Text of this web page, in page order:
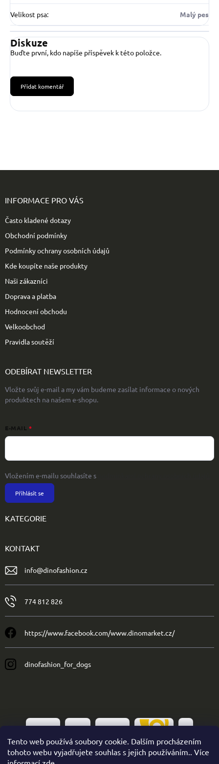
Tento web používá soubory cookie. Dalším procházením
tohoto webu vyjadřujete souhlas s jejich používáním.. Více
Velikost psa: Malý pes
Diskuze
Buďte první, kdo napíše příspěvek k této položce.
Přidat komentář
INFORMACE PRO VÁS
Často kladené dotazy
Obchodní podmínky
Podmínky ochrany osobních údajů
Kde koupíte naše produkty
Naši zákazníci
Doprava a platba
Hodnocení obchodu
Velkoobchod
Pravidla soutěží
ODEBÍRAT NEWSLETTER
Vložte svůj e-mail a my vám budeme zasílat informace o nových
produktech na našem e-shopu.
E-MAIL
Vložením e-mailu souhlasíte s
Přihlásit se
KATEGORIE
KONTAKT
info@dinofashion.cz
774 812 826
https://www.facebook.com/www.dinomarket.cz/
dinofashion_for_dogs